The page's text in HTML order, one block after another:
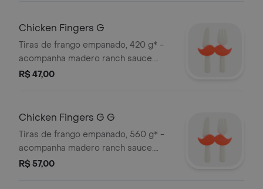
Chicken Fingers G
Tiras de frango empanado, 420 g* -
acompanha madero ranch sauce.
*peso in natura antes da cocção.
R$ 47,00
Chicken Fingers G G
Tiras de frango empanado, 560 g* -
acompanha madero ranch sauce.
*peso in natura antes da cocção.
R$ 57,00